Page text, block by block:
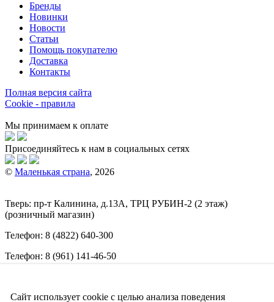
Бренды
Новинки
Новости
Статьи
Помощь покупателю
Доставка
Контакты
Полная версия сайта
Cookie - правила
Мы принимаем к оплате
Присоединяйтесь к нам в социальных сетях
© Маленькая страна, 2026
Тверь: пр-т Калинина, д.13А, ТРЦ РУБИН-2 (2 этаж)
(розничный магазин)
Телефон: 8 (4822) 640-300
Телефон: 8 (961) 141-46-50
Обращаем ваше внимание на то, что вся информация
Сайт использует cookie с целью анализа поведения